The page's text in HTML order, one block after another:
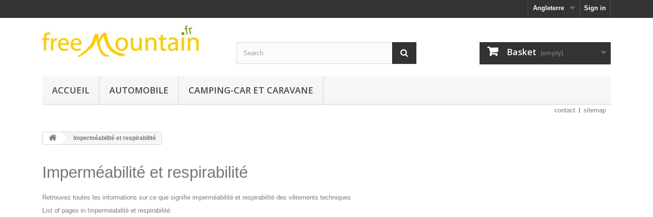
Sign in
Angleterre
Basket (empty)
ACCUEIL AUTOMOBILE CAMPING-CAR ET CARAVANE
contact sitemap
Imperméabilité et respirabilité
Imperméabilité et respirabilité
Retrouvez toutes les informations sur ce que signifie imperméabilité et respirabilité des vêtements techniques
List of pages in Imperméabilité et respirabilité: